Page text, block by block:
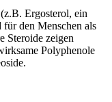
Ergosterol, ein
den Menschen als
Steroide zeigen
Polyphenole